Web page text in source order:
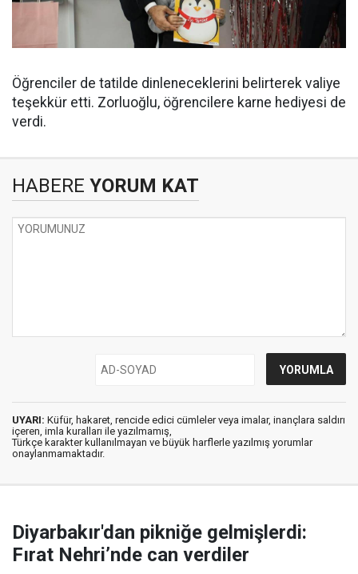
Öğrenciler de tatilde dinleneceklerini belirterek valiye
teşekkür etti. Zorluoğlu, öğrencilere karne hediyesi de
verdi.
HABERE YORUM KAT
UYARI: Küfür, hakaret, rencide edici cümleler veya imalar, inançlara saldırı
içeren, imla kuralları ile yazılmamış,
Türkçe karakter kullanılmayan ve büyük harflerle yazılmış yorumlar
onaylanmamaktadır.
Diyarbakır'dan pikniğe gelmişlerdi:
Fırat Nehri’nde can verdiler